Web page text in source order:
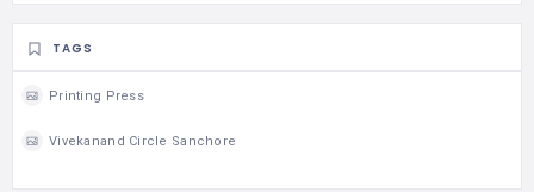
TAGS
Printing Press
Vivekanand Circle Sanchore